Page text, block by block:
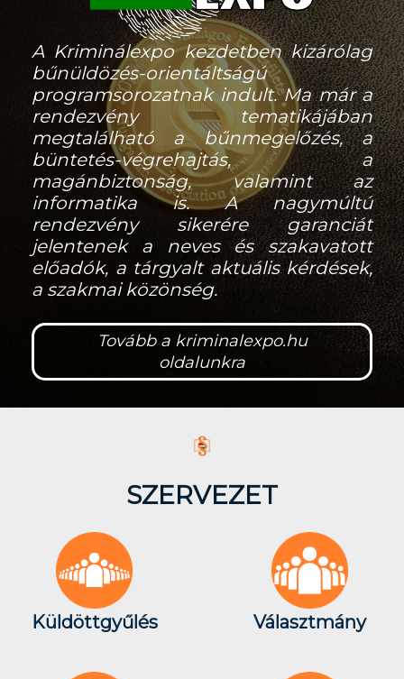
A Kriminálexpo kezdetben kizárólag
bűnüldözés-orientáltságú
programsorozatnak indult. Ma már a
rendezvény tematikájában
megtalálható a bűnmegelőzés, a
büntetés-végrehajtás, a
magánbiztonság, valamint az
informatika is. A nagymúltú
rendezvény sikerére garanciát
jelentenek a neves és szakavatott
előadók, a tárgyalt aktuális kérdések,
a szakmai közönség.
Tovább a kriminalexpo.hu
oldalunkra
SZERVEZET
Küldöttgyűlés Választmány